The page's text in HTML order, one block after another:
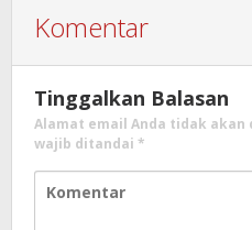
Komentar
Tinggalkan Balasan
Alamat email Anda tidak
wajib ditandai *